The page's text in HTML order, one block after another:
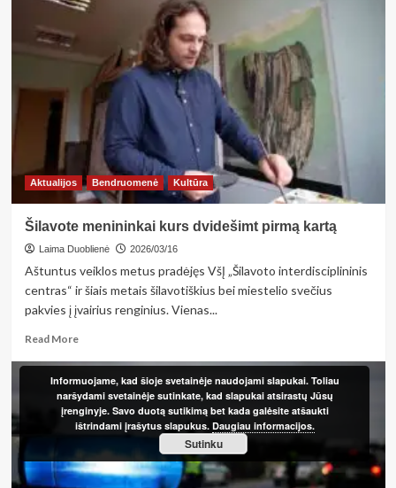
TŪKSTANČIAI
AKCIJOJE
Aktualijos Bendruomenė Kultūra
Šilavote menininkai kurs dvidešimt pirmą kartą
Laima Duoblienė 2026/03/16
Aštuntus veiklos metus pradėjęs VšĮ „Šilavoto interdisciplininis
centras“ ir šiais metais šilavotiškius bei miestelio svečius
pakvies į įvairius renginius. Vienas...
Read MoreRead
about
Šilavote
menininkai
kurs
pirmą
kartą
Informuojame, kad šioje svetainėje naudojami slapukai. Toliau
naršydami svetainėje sutinkate, kad slapukai atsirastų Jūsų
įrenginyje. Savo duotą sutikimą bet kada galėsite atšaukti
ištrindami įrašytus slapukus. Daugiau informacijos.
Sutinku